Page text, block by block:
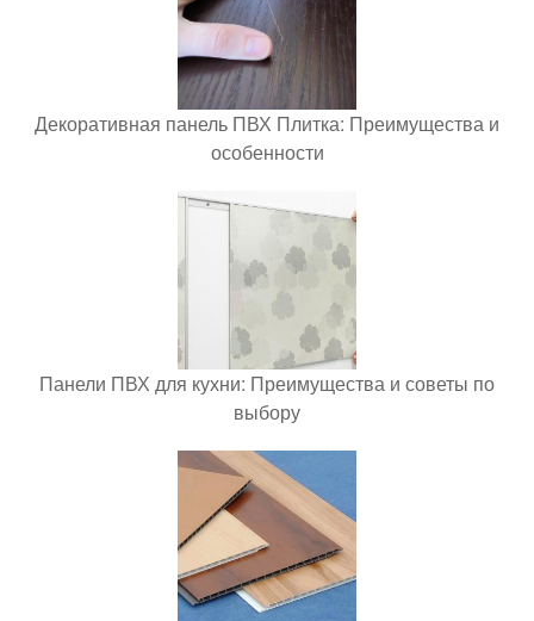
Декоративная панель ПВХ Плитка: Преимущества и
особенности
Панели ПВХ для кухни: Преимущества и советы по
выбору